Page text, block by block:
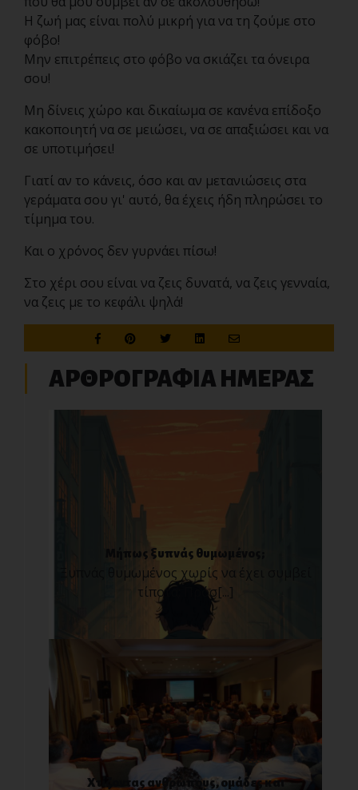
Η ζωή μας είναι πολύ μικρή για να τη ζούμε στο
φόβο!
Μην επιτρέπεις στο φόβο να σκιάζει τα όνειρα
σου!
Μη δίνεις χώρο και δικαίωμα σε κανένα επίδοξο
κακοποιητή να σε μειώσει, να σε απαξιώσει και να
σε υποτιμήσει!
Γιατί αν το κάνεις, όσο και αν μετανιώσεις στα
γεράματα σου γι' αυτό, θα έχεις ήδη πληρώσει το
τίμημα του.
Και ο χρόνος δεν γυρνάει πίσω!
Στο χέρι σου είναι να ζεις δυνατά, να ζεις γενναία,
να ζεις με το κεφάλι ψηλά!
ΑΡΘΡΟΓΡΑΦΙΑ ΗΜΕΡΑΣ
Μήπως ξυπνάς θυμωμένος;
Ξυπνάς θυμωμένος χωρίς να έχει συμβεί
τίποτα; Πρόσ[...]
Χτίζοντας ανθρώπους, ομάδες και